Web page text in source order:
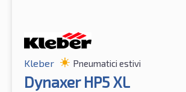
Kleber Pneumatici estivi
Dynaxer HP5 XL